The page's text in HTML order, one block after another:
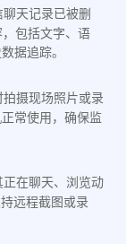
天记录已被删
包括文字、语
据追踪。
摄现场照片或录
常使用，确保监
在聊天、浏览动
远程截图或录